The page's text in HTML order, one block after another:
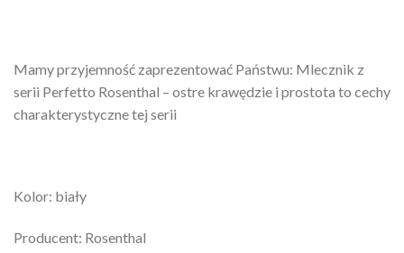
Mamy przyjemność zaprezentować Państwu: Mlecznik z
serii Perfetto Rosenthal – ostre krawędzie i prostota to cechy
charakterystyczne tej serii
Kolor: biały
Producent: Rosenthal